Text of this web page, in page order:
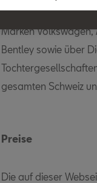
Diese Website
Marken Volkswagen,
Bentley sowie über
gesamten Schweiz
Preise
Die auf dieser